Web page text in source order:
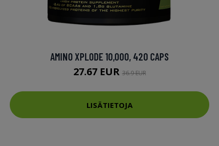
AMINO XPLODE 10,000, 420 CAPS
27.67 EUR36.9 EUR
LISÄTIETOJA